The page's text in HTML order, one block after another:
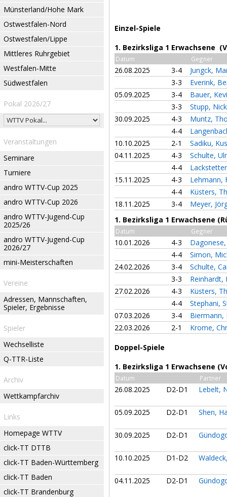
Münsterland/Hohe Mark
Ostwestfalen-Nord
Ostwestfalen/Lippe
Mittleres Ruhrgebiet
Westfalen-Mitte
Südwestfalen
Pokal 2026/27
Veranstaltungen
Seminare
Turniere
andro WTTV-Cup 2025
andro WTTV-Cup 2026
andro WTTV-Jugend-Cup
2025/26
andro WTTV-Jugend-Cup
2026/27
mini-Meisterschaften
Vereine
Adressen, Mannschaften,
Spieler, Ergebnisse
Spieler
Wechselliste
Q-TTR-Liste
Archiv
Wettkampfarchiv
Links
Homepage WTTV
click-TT DTTB
click-TT Baden-Württemberg
click-TT Baden
click-TT Brandenburg
Einzel-Spiele
1. Bezirksliga 1 Erwachsene
Datum Gegner
26.08.2025 3-4
Jungck,
3-3
Everink,
05.09.2025
3-4
Bauer,
3-3
Stupp,
30.09.2025
4-3
Muntz,
4-4
10.10.2025
2-1
Sadiku,
04.11.2025
4-3
Schulte,
4-4
15.11.2025
4-3
Lehmann,
4-4
Küsters,
18.11.2025
3-4
Meyer,
1. Bezirksliga 1 Erwachsene
Datum Gegner
10.01.2026 4-3
4-4
Simon,
24.02.2026
3-4
Schulte,
3-3
27.02.2026
4-3
Küsters,
4-4
Stephani,
07.03.2026
3-4
Biermann,
22.03.2026
2-1 Krome,
Doppel-Spiele
1. Bezirksliga 1 Erwachsene
Datum Partner
26.08.2025 D2-D1 Lebelt,
05.09.2025 D2-D1 Shen,
30.09.2025 D2-D1
10.10.2025 D1-D2
04.11.2025 D2-D1